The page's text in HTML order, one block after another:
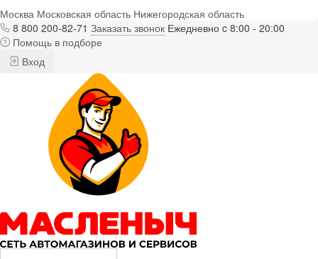
Москва Московская область Нижегородская область
8 800 200-82-71 Заказать звонок Ежедневно c 8:00 - 20:00
Помощь в подборе
Вход